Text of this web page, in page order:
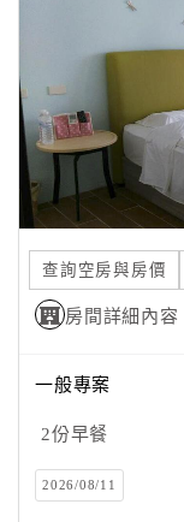
滿
意
度
訂
單
管
理
員
戶
查詢空房與房價
房間詳細內容
一般專案
2份早餐
2026/08/11